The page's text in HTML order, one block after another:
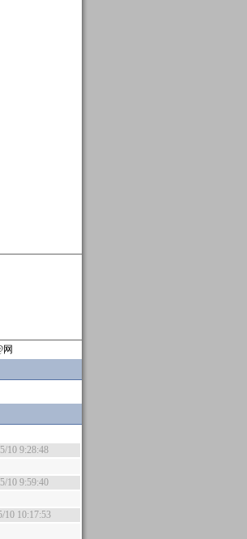
网
10 9:28:48
10 9:59:40
10 10:17:53